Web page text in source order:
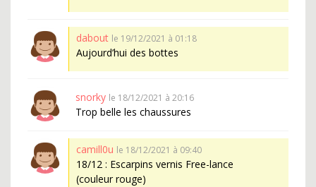
dabout le 19/12/2021 à 01:18
Aujourd’hui des bottes
snorky le 18/12/2021 à 20:16
Trop belle les chaussures
camill0u le 18/12/2021 à 09:40
18/12 : Escarpins vernis Free-lance
(couleur rouge)